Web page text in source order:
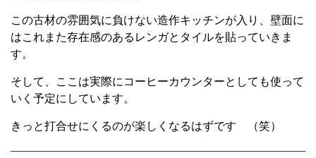
この古材の雰囲気に負けない造作キッチンが入り、壁面に
はこれまた存在感のあるレンガとタイルを貼っていきま
す。
そして、ここは実際にコーヒーカウンターとしても使って
いく予定にしています。
きっと打合せにくるのが楽しくなるはずです （笑）